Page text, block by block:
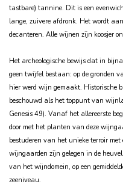
tastbare) tannine. Dit is een
lange, zuivere afdronk. Het wordt
decanteren. Alle wijnen zijn koosjer
Het archeologische bewijs dat in
geen twijfel bestaan: op de gronden
hier werd wijn gemaakt. Historische
beschouwd als het toppunt van
Genesis 49). Vanaf het allereerste
door met het planten van deze
bestuderen van het unieke terroir
wijngaarden zijn gelegen in de
van het wijndomein, op een
zeeniveau.